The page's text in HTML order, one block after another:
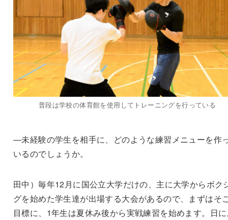
普段は学校の体育館を使用してトレーニングを行っている
―未経験の学生を相手に、どのような練習メニューを作
いるのでしょうか。
田中）毎年12月に国公立大学だけの、主に大学からボク
グを始めた学生達が出場する大会があるので、まずはそ
目標に、1年生は夏休み後から実戦練習を始めます。日